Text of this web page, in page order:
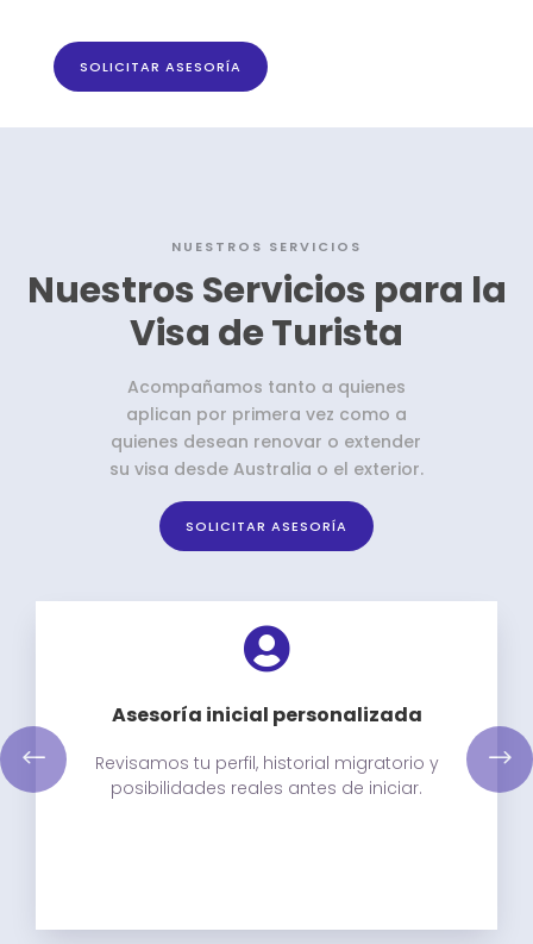
SOLICITAR ASESORÍA
NUESTROS SERVICIOS
Nuestros Servicios para la
Visa de Turista
Acompañamos tanto a quienes
aplican por primera vez como a
quienes desean renovar o extender
su visa desde Australia o el exterior.
SOLICITAR ASESORÍA

Asesoría inicial personalizada
Revisamos tu perfil, historial migratorio y
posibilidades reales antes de iniciar.